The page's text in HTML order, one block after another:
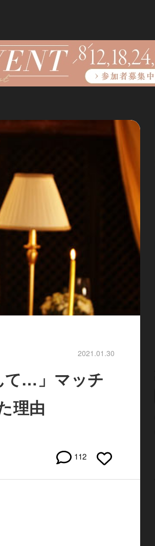
報
2021.01.30
て…」マッチ
理由
112